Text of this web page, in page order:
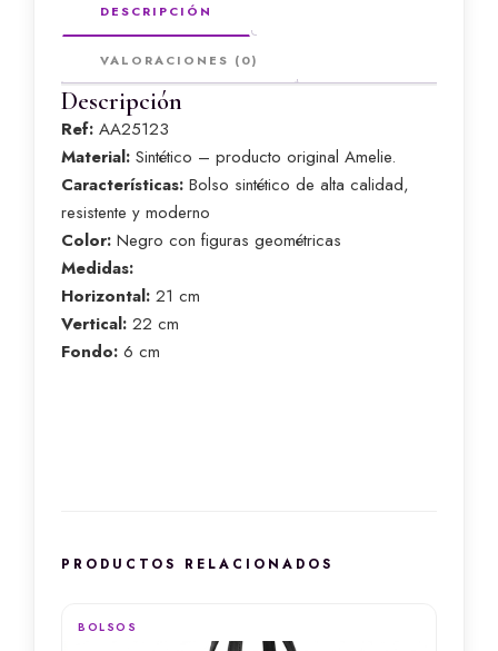
DESCRIPCIÓN
VALORACIONES (0)
Descripción
Ref: AA25123
Material: Sintético – producto original Amelie.
Características: Bolso sintético de alta calidad,
resistente y moderno
Color: Negro con figuras geométricas
Medidas:
Horizontal: 21 cm
Vertical: 22 cm
Fondo: 6 cm
PRODUCTOS RELACIONADOS
BOLSOS